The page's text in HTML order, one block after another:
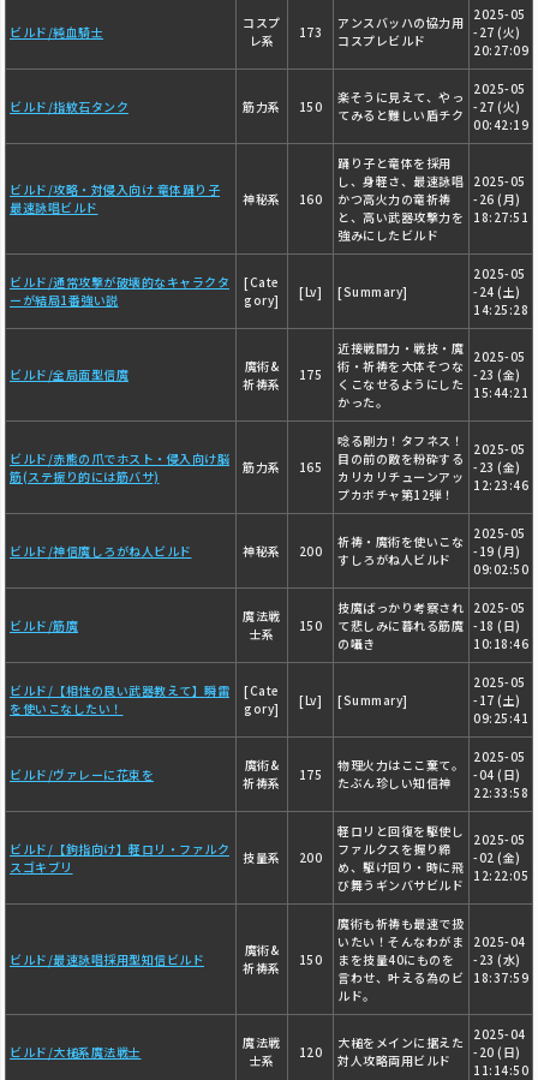
ビルド/純血騎士
コスプ
レ系
173
アンスバッハの協力用
コスプレビルド
2025-05
-27 (火)
20:27:09
ビルド/指紋石タンク 筋力系 150
楽そうに見えて、やっ
てみると難しい盾チク
2025-05
-27 (火)
00:42:19
ビルド/攻略・対侵入向け 竜体踊り子
最速詠唱ビルド
神秘系 160
踊り子と竜体を採用
し、身軽さ、最速詠唱
かつ高火力の竜祈祷
と、高い武器攻撃力を
強みにしたビルド
2025-05
-26 (月)
18:27:51
ビルド/通常攻撃が破壊的なキャラクタ
ーが結局1番強い説
[Cate
gory]
[Lv] [Summary]
2025-05
-24 (土)
14:25:28
ビルド/全局面型信魔
魔術&
祈祷系
175
近接戦闘力・戦技・魔
術・祈祷を大体そつな
くこなせるようにした
かった。
2025-05
-23 (金)
15:44:21
ビルド/赤熊の爪でホスト・侵入向け脳
筋(ステ振り的には筋バサ)
筋力系 165
唸る剛力！タフネス！
目の前の敵を粉砕する
カリカリチューンアッ
プカボチャ第12弾！
2025-05
-23 (金)
12:23:46
ビルド/神信魔しろがね人ビルド 神秘系 200
祈祷・魔術を使いこな
すしろがね人ビルド
2025-05
-19 (月)
09:02:50
ビルド/筋魔
魔法戦
士系
150
技魔ばっかり考察され
て悲しみに暮れる筋魔
の囁き
2025-05
-18 (日)
10:18:46
ビルド/【相性の良い武器教えて】瞬雷
を使いこなしたい！
[Cate
gory]
[Lv] [Summary]
2025-05
-17 (土)
09:25:41
ビルド/ヴァレーに花束を
魔術&
祈祷系
175
物理火力はここ棄て。
たぶん珍しい知信神
2025-05
-04 (日)
22:33:58
ビルド/【鉤指向け】軽ロリ・ファルク
スゴキブリ
技量系 200
軽ロリと回復を駆使し
ファルクスを握り締
め、駆け回り・時に飛
び舞うギンバサビルド
2025-05
-02 (金)
12:22:05
ビルド/最速詠唱採用型知信ビルド
魔術&
祈祷系
150
魔術も祈祷も最速で扱
いたい！そんなわがま
まを技量40にものを
言わせ、叶える為のビ
ルド。
2025-04
-23 (水)
18:37:59
ビルド/大槌系魔法戦士
魔法戦
士系
120
大槌をメインに据えた
対人攻略両用ビルド
2025-04
-20 (日)
11:14:50